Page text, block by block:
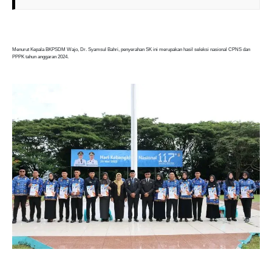
Menurut Kepala BKPSDM Wajo, Dr. Syamsul Bahri, penyerahan SK ini merupakan hasil seleksi nasional CPNS dan
PPPK tahun anggaran 2024.